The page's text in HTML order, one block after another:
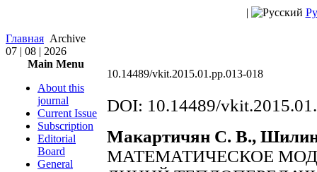
|
Главная Archive
07 | 08 | 2026
Main Menu
About this
journal
Current Issue
Subscription
Editorial
Board
General
10.14489/vkit.2015.01.pp.013-018
DOI: 10.14489/
Макартичян С. В.,
МАТЕМАТИЧЕСКОЕ